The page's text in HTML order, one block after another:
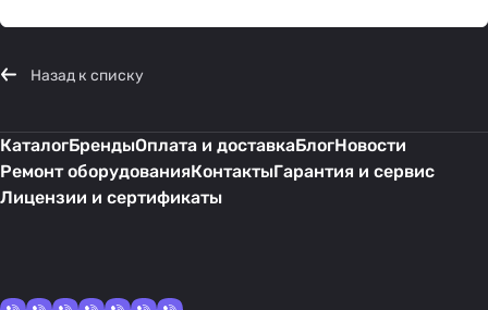
Назад к списку
КаталогБрендыОплата и доставкаБлогНовости
Ремонт оборудованияКонтактыГарантия и сервис
Лицензии и сертификаты